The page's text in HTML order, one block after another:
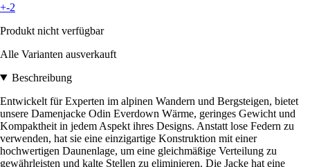
+-2
Produkt nicht verfügbar
Alle Varianten ausverkauft
Beschreibung
Entwickelt für Experten im alpinen Wandern und Bergsteigen, bietet
unsere Damenjacke Odin Everdown Wärme, geringes Gewicht und
Kompaktheit in jedem Aspekt ihres Designs. Anstatt lose Federn zu
verwenden, hat sie eine einzigartige Konstruktion mit einer
hochwertigen Daunenlage, um eine gleichmäßige Verteilung zu
gewährleisten und kalte Stellen zu eliminieren. Die Jacke hat eine